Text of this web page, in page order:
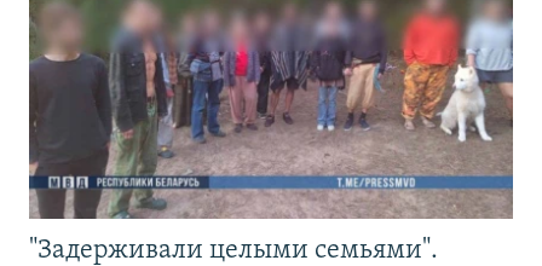
"Задерживали целыми семьями".